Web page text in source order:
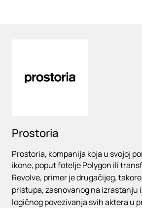
Prostoria
Prostoria, kompanija koja u svojoj
ikone, poput fotelje Polygon ili
Revolve, primer je drugačijeg,
pristupa, zasnovanog na izrastanju
logičnog povezivanja svih aktera u